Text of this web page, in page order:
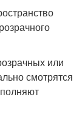
или
смотрятся